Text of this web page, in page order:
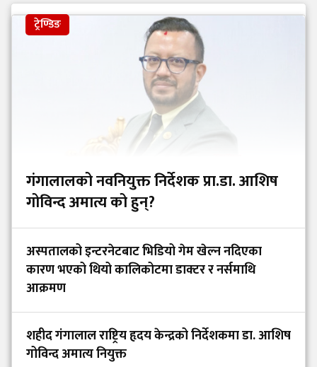
ट्रेण्डिङ
गंगालालको नवनियुक्त निर्देशक प्रा.डा. आशिष
गोविन्द अमात्य को हुन्?
अस्पतालको इन्टरनेटबाट भिडियो गेम खेल्न नदिएका
कारण भएको थियो कालिकोटमा डाक्टर र नर्समाथि
आक्रमण
शहीद गंगालाल राष्ट्रिय हृदय केन्द्रको निर्देशकमा डा. आशिष
गोविन्द अमात्य नियुक्त